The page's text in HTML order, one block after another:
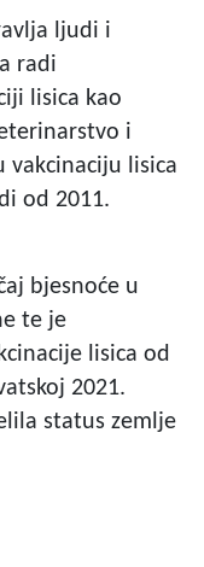
ljudi i
radi
lisica kao
i
lisica
od 2011.
bjesnoće u
te je
lisica od
2021.
status zemlje